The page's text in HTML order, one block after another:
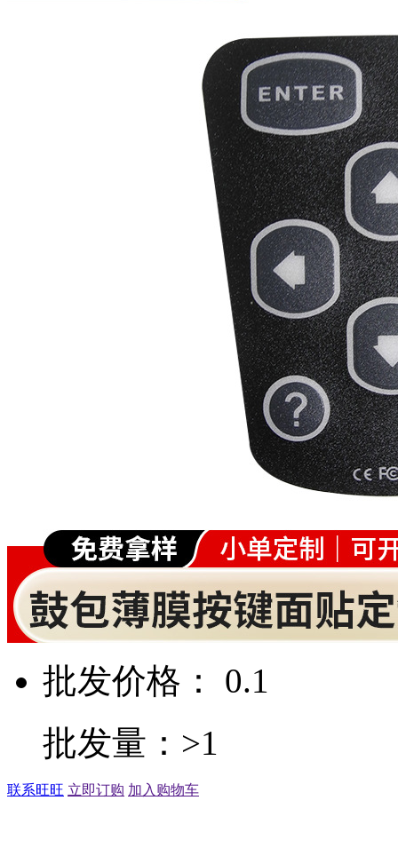
批发价格： 0.1
批发量：>1
联系旺旺 立即订购 加入购物车